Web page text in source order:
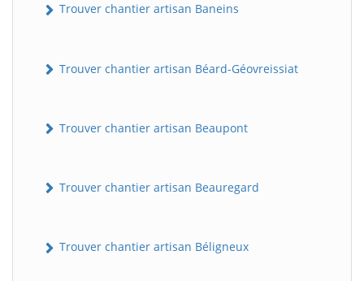
Trouver chantier artisan Baneins
Trouver chantier artisan Béard-Géovreissiat
Trouver chantier artisan Beaupont
Trouver chantier artisan Beauregard
Trouver chantier artisan Béligneux